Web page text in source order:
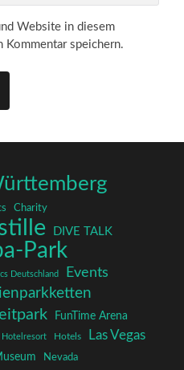
Website in diesem
Kommentar speichern.
Charity
DIVE TALK
Park
Deutschland Events
FunTime Arena
Hotelresort Hotels
Las Vegas
Nevada